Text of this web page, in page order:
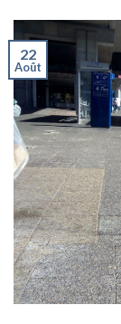
22
Août